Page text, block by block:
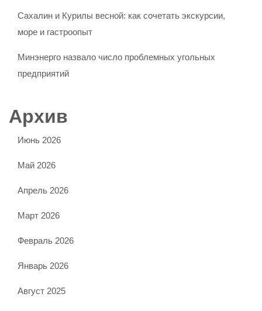
Сахалин и Курилы весной: как сочетать экскурсии,
море и гастроопыт
Минэнерго назвало число проблемных угольных
предприятий
Архив
Июнь 2026
Май 2026
Апрель 2026
Март 2026
Февраль 2026
Январь 2026
Август 2025